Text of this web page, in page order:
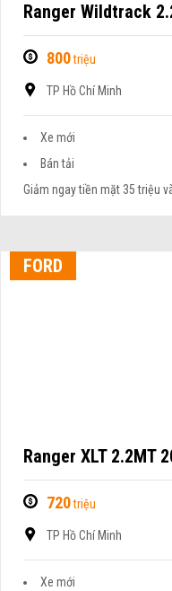
Ranger Wildtrack
800triệu
TP Hồ Chí Minh
Xe mới
Bán tải
Giảm ngay tiền mặt 35 triệu
FORD
Ranger XLT 2.2MT
720triệu
TP Hồ Chí Minh
Xe mới